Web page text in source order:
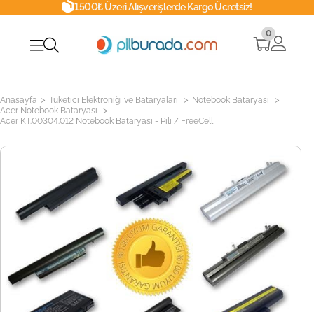
1500₺ Üzeri Alışverişlerde Kargo Ücretsiz!
0
Anasayfa > Tüketici Elektroniği ve Bataryaları > Notebook Bataryası >
Acer Notebook Bataryası >
Acer KT.00304.012 Notebook Bataryası - Pili / FreeCell